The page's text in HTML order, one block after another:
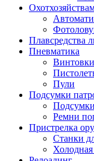
Плавсредства
Пневматика
Винтовки
Пули
Подсумки
Ремни
Пристрелка
Станки